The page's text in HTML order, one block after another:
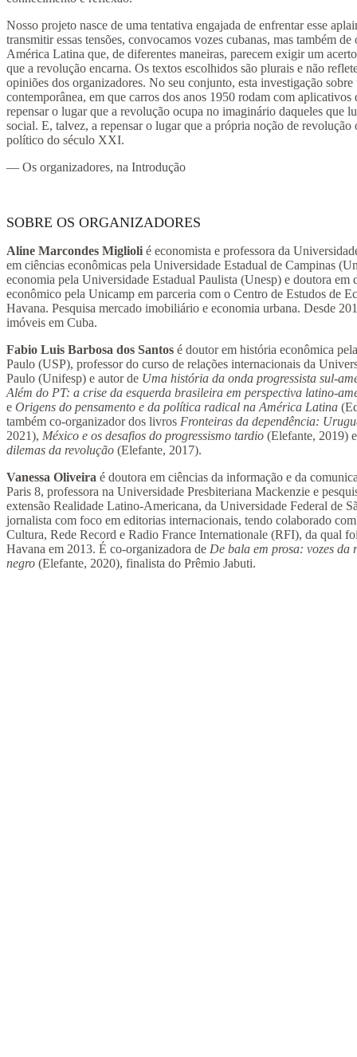
Nosso projeto nasce de uma tentativa engajada de enfrentar esse
transmitir essas tensões, convocamos vozes cubanas, mas também de
América Latina que, de diferentes maneiras, parecem exigir um
que a revolução encarna. Os textos escolhidos são plurais e não
opiniões dos organizadores. No seu conjunto, esta investigação sobre
contemporânea, em que carros dos anos 1950 rodam com aplicativos
repensar o lugar que a revolução ocupa no imaginário daqueles que
social. E, talvez, a repensar o lugar que a própria noção de
político do século XXI.
— Os organizadores, na Introdução
SOBRE OS ORGANIZADORES
Aline Marcondes Miglioli é economista e professora da
em ciências econômicas pela Universidade Estadual de Campinas
economia pela Universidade Estadual Paulista (Unesp) e doutora em
econômico pela Unicamp em parceria com o Centro de Estudos de
Havana. Pesquisa mercado imobiliário e economia urbana. Desde
imóveis em Cuba.
Fabio Luis Barbosa dos Santos é doutor em história econômica
Paulo (USP), professor do curso de relações internacionais da
Paulo (Unifesp) e autor de Uma história da onda progressista sul-
Além do PT: a crise da esquerda brasileira em perspectiva latino-
e Origens do pensamento e da política radical na América Latina
também co-organizador dos livros Fronteiras da dependência:
2021), México e os desafios do progressismo tardio (Elefante, 2019)
dilemas da revolução (Elefante, 2017).
Vanessa Oliveira é doutora em ciências da informação e da
Paris 8, professora na Universidade Presbiteriana Mackenzie e
extensão Realidade Latino-Americana, da Universidade Federal de
jornalista com foco em editorias internacionais, tendo colaborado
Cultura, Rede Record e Radio France Internationale (RFI), da qual
Havana em 2013. É co-organizadora de De bala em prosa: vozes da
negro (Elefante, 2020), finalista do Prêmio Jabuti.